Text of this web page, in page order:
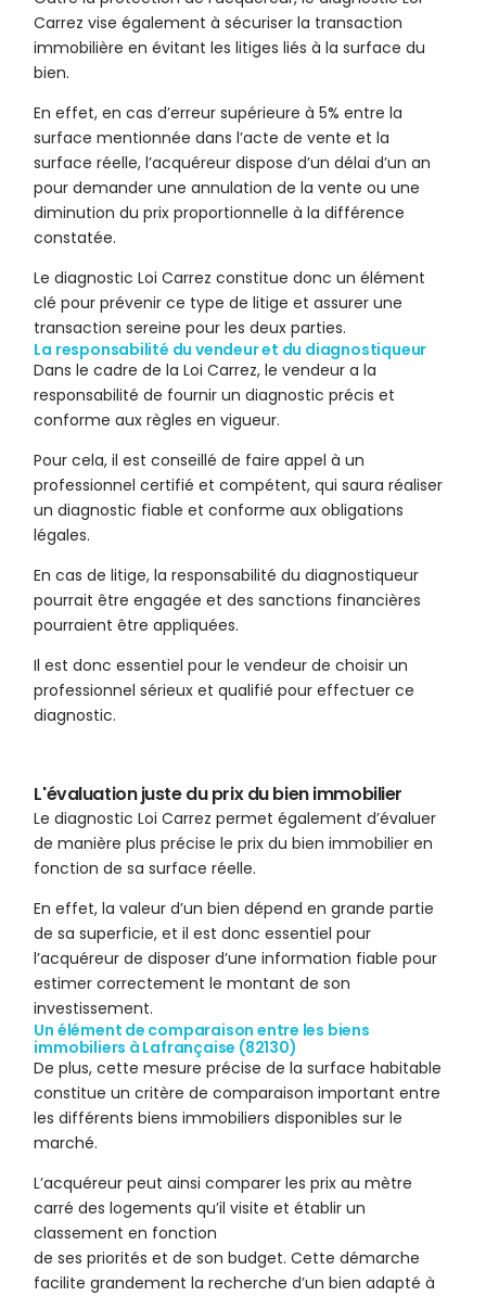
Carrez vise également à sécuriser la transaction
immobilière en évitant les litiges liés à la surface du
bien.
En effet, en cas d’erreur supérieure à 5% entre la
surface mentionnée dans l’acte de vente et la
surface réelle, l’acquéreur dispose d’un délai d’un an
pour demander une annulation de la vente ou une
diminution du prix proportionnelle à la différence
constatée.
Le diagnostic Loi Carrez constitue donc un élément
clé pour prévenir ce type de litige et assurer une
transaction sereine pour les deux parties.
La responsabilité du vendeur et du diagnostiqueur
Dans le cadre de la Loi Carrez, le vendeur a la
responsabilité de fournir un diagnostic précis et
conforme aux règles en vigueur.
Pour cela, il est conseillé de faire appel à un
professionnel certifié et compétent, qui saura réaliser
un diagnostic fiable et conforme aux obligations
légales.
En cas de litige, la responsabilité du diagnostiqueur
pourrait être engagée et des sanctions financières
pourraient être appliquées.
Il est donc essentiel pour le vendeur de choisir un
professionnel sérieux et qualifié pour effectuer ce
diagnostic.
L'évaluation juste du prix du bien immobilier
Le diagnostic Loi Carrez permet également d’évaluer
de manière plus précise le prix du bien immobilier en
fonction de sa surface réelle.
En effet, la valeur d’un bien dépend en grande partie
de sa superficie, et il est donc essentiel pour
l’acquéreur de disposer d’une information fiable pour
estimer correctement le montant de son
investissement.
Un élément de comparaison entre les biens
immobiliers à Lafrançaise (82130)
De plus, cette mesure précise de la surface habitable
constitue un critère de comparaison important entre
les différents biens immobiliers disponibles sur le
marché.
L’acquéreur peut ainsi comparer les prix au mètre
carré des logements qu’il visite et établir un
classement en fonction
de ses priorités et de son budget. Cette démarche
facilite grandement la recherche d’un bien adapté à